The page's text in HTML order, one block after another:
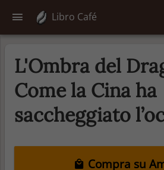
Libro Café
L'Ombra del
Come la Cina ha
saccheggiato
Compra su